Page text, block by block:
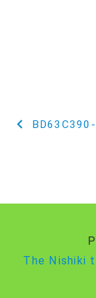
投
ビ
ー
The Nishiki